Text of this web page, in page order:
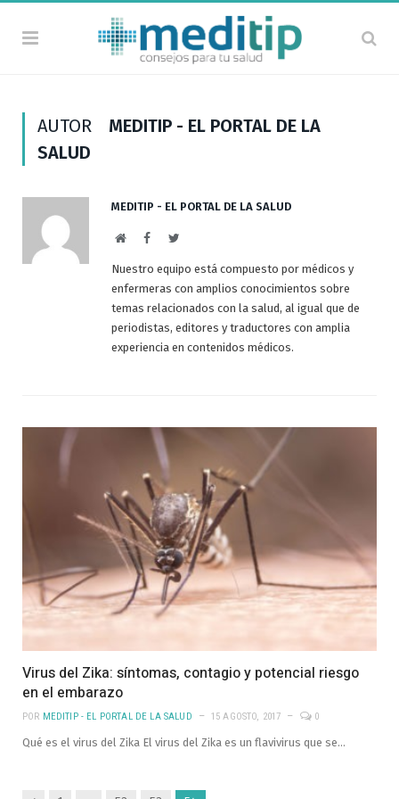
AUTOR
MEDITIP - EL PORTAL DE LA
SALUD
MEDITIP - EL PORTAL DE LA SALUD
SitioFacebookTwitter
Nuestro equipo está compuesto por médicos y
enfermeras con amplios conocimientos sobre
temas relacionados con la salud, al igual que de
periodistas, editores y traductores con amplia
experiencia en contenidos médicos.
Virus del Zika: síntomas, contagio y potencial riesgo
en el embarazo
POR MEDITIP - EL PORTAL DE LA SALUD 15 AGOSTO, 2017 0
Qué es el virus del Zika El virus del Zika es un flavivirus que se…